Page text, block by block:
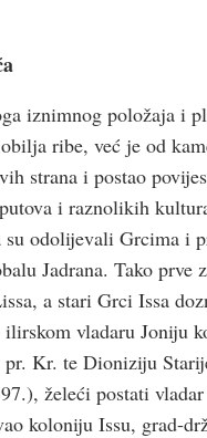
iznimnog položaja i
ribe, već je od
strana i postao
i raznolikih
su odolijevali Grcima i
Jadrana. Tako prve
a stari Grci Issa
vladaru Joniju
Kr. te Dioniziju
želeći postati vladar
koloniju Issu, grad-